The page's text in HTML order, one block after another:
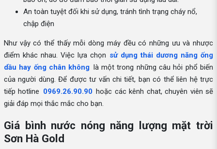
An toàn tuyệt đối khi sử dụng, tránh tình trạng cháy nổ,
chập điện
Như vậy có thể thấy mỗi dòng máy đều có những ưu và nhược
điểm khác nhau. Việc lựa chọn sử dụng thái dương năng ống
dầu hay ống chân không là một trong những câu hỏi phổ biến
của người dùng. Để được tư vấn chi tiết, bạn có thể liên hệ trực
tiếp hotline 0969.26.90.90 hoặc các kênh chat, chuyên viên sẽ
giải đáp mọi thắc mắc cho bạn.
Giá bình nước nóng năng lượng mặt trời
Sơn Hà Gold